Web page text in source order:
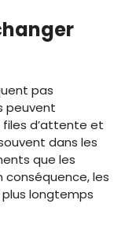
pas
peuvent
d’attente et
dans les
que les
conséquence, les
longtemps